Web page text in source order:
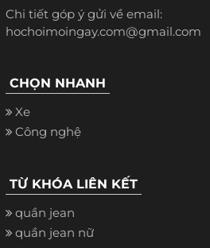
Chi tiết góp ý gửi về email:
hochoimoingay.com@gmail.com
CHỌN NHANH
Xe
Công nghệ
TỪ KHÓA LIÊN KẾT
quần jean
quần jean nữ